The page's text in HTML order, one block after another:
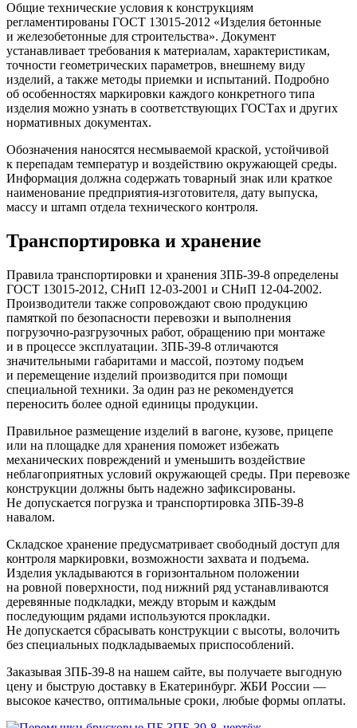
Общие технические условия к конструкциям
регламентированы ГОСТ 13015-2012 «Изделия бетонные
и железобетонные для строительства». Документ
устанавливает требования к материалам, характеристикам,
точности геометрических параметров, внешнему виду
изделий, а также методы приемки и испытаний. Подробно
об особенностях маркировки каждого конкретного типа
изделия можно узнать в соответствующих ГОСТах и других
нормативных документах.
Обозначения наносятся несмываемой краской, устойчивой
к перепадам температур и воздействию окружающей среды.
Информация должна содержать товарный знак или краткое
наименование предприятия-изготовителя, дату выпуска,
массу и штамп отдела технического контроля.
Транспортировка и хранение
Правила транспортировки и хранения 3ПБ-39-8 определены
ГОСТ 13015-2012, СНиП 12-03-2001 и СНиП 12-04-2002.
Производители также сопровождают свою продукцию
памяткой по безопасности перевозки и выполнения
погрузочно-разгрузочных работ, обращению при монтаже
и в процессе эксплуатации. 3ПБ-39-8 отличаются
значительными габаритами и массой, поэтому подъем
и перемещение изделий производится при помощи
специальной техники. За один раз не рекомендуется
переносить более одной единицы продукции.
Правильное размещение изделий в вагоне, кузове, прицепе
или на площадке для хранения поможет избежать
механических повреждений и уменьшить воздействие
неблагоприятных условий окружающей среды. При перевозке
конструкции должны быть надежно зафиксированы.
Не допускается погрузка и транспортировка 3ПБ-39-8
навалом.
Складское хранение предусматривает свободный доступ для
контроля маркировки, возможности захвата и подъема.
Изделия укладываются в горизонтальном положении
на ровной поверхности, под нижний ряд устанавливаются
деревянные подкладки, между вторым и каждым
последующим рядами используются прокладки.
Не допускается сбрасывать конструкции с высоты, волочить
без специальных подкладываемых приспособлений.
Заказывая 3ПБ-39-8 на нашем сайте, вы получаете выгодную
цену и быструю доставку в Екатеринбург. ЖБИ России —
высокое качество, оптимальные сроки, любые формы оплаты.